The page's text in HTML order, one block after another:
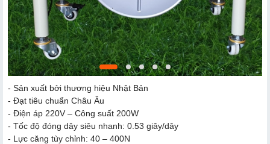
- Sản xuất bởi thương hiệu Nhật Bản
- Đạt tiêu chuẩn Châu Âu
- Điện áp 220V – Công suất 200W
- Tốc độ đóng dây siêu nhanh: 0.53 giây/dây
- Lực căng tùy chỉnh: 40 – 400N